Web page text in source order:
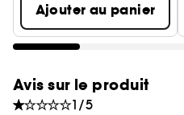
Ajouter au panier
Avis sur le produit
1/5